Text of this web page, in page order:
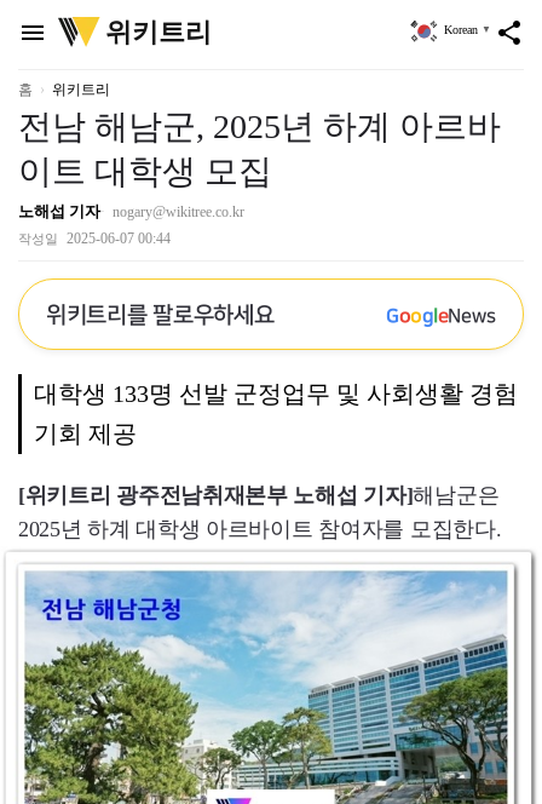
menu
위
키
리
위키트리 share
Korean ▼
홈 위키트리
전남 해남군, 2025년 하계 아르바
이트 대학생 모집
노해섭 기자 nogary@wikitree.co.kr
작성일 2025-06-07 00:44
위키트리를 팔로우하세요 GoogleNews
대학생 133명 선발 군정업무 및 사회생활 경험
기회 제공
[위키트리 광주전남취재본부 노해섭 기자]해남군은
2025년 하계 대학생 아르바이트 참여자를 모집한다.